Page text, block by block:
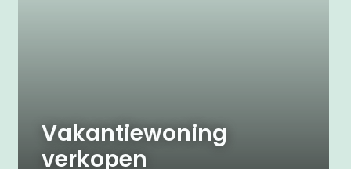
Vakantiewoning
verkopen